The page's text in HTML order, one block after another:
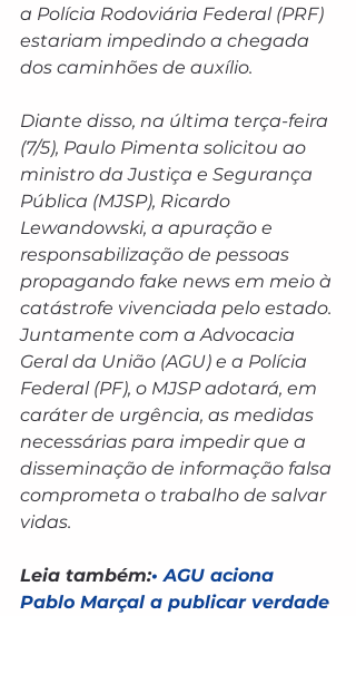
a Polícia Rodoviária Federal (PRF)
estariam impedindo a chegada
dos caminhões de auxílio.
Diante disso, na última terça-feira
(7/5), Paulo Pimenta solicitou ao
ministro da Justiça e Segurança
Pública (MJSP), Ricardo
Lewandowski, a apuração e
responsabilização de pessoas
propagando fake news em meio à
catástrofe vivenciada pelo estado.
Juntamente com a Advocacia
Geral da União (AGU) e a Polícia
Federal (PF), o MJSP adotará, em
caráter de urgência, as medidas
necessárias para impedir que a
disseminação de informação falsa
comprometa o trabalho de salvar
vidas.
Leia também:• AGU aciona
Pablo Marçal a publicar verdade